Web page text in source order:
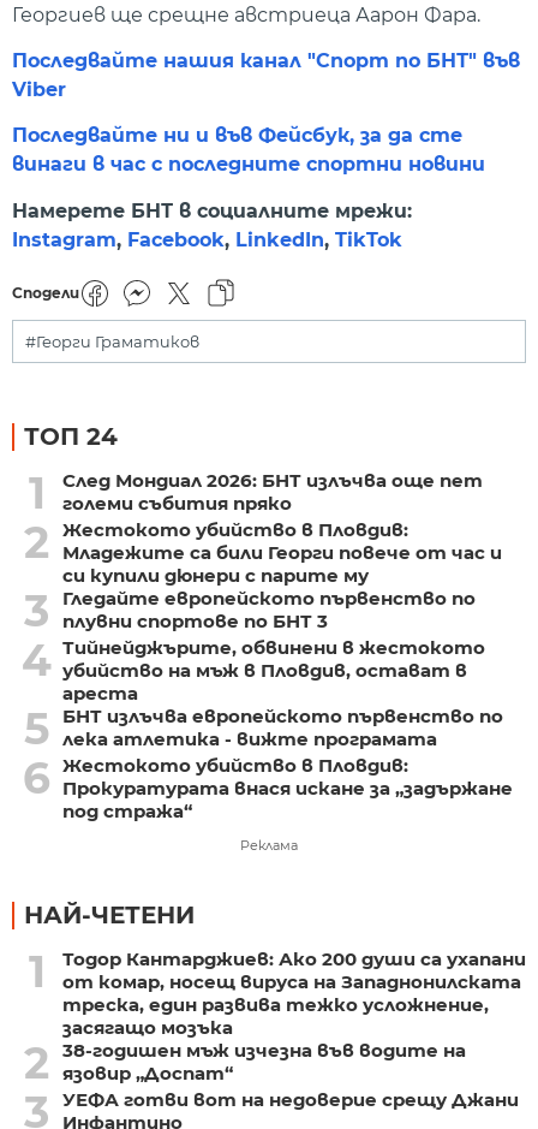
Георгиев ще срещне австриеца Аарон Фара.
Последвайте нашия канал "Спорт по БНТ" във
Viber
Последвайте ни и във Фейсбук, за да сте
винаги в час с последните спортни новини
Намерете БНТ в социалните мрежи:
Instagram, Facebook, LinkedIn, TikTok
Сподели
#Георги Граматиков
ТОП 24
1
След Мондиал 2026: БНТ излъчва още пет
големи събития пряко
2
Жестокото убийство в Пловдив:
Младежите са били Георги повече от час и
си купили дюнери с парите му
3
Гледайте европейското първенство по
плувни спортове по БНТ 3
4 Тийнейджърите, обвинени в жестокото
убийство на мъж в Пловдив, остават в
ареста
5
БНТ излъчва европейското първенство по
лека атлетика - вижте програмата
6 Жестокото убийство в Пловдив:
Прокуратурата внася искане за „задържане
под стража“
Реклама
НАЙ-ЧЕТЕНИ
1
Тодор Кантарджиев: Ако 200 души са ухапани
от комар, носещ вируса на Западнонилската
треска, един развива тежко усложнение,
засягащо мозъка
2
38-годишен мъж изчезна във водите на
язовир „Доспат“
3
УЕФА готви вот на недоверие срещу Джани
Инфантино